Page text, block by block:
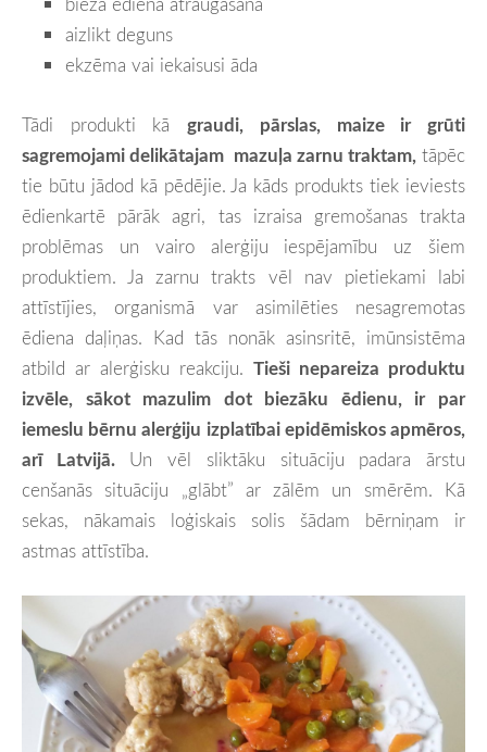
aizlikt deguns
ekzēma vai iekaisusi āda
Tādi produkti kāgraudi, pārslas, maize ir grūti
sagremojami delikātajam mazuļa zarnu traktam,tāpēc
tie būtu jādod kā pēdējie.Ja kāds produkts tiek ieviests
ēdienkartē pārāk agri, tas izraisa gremošanas trakta
problēmas un vairo alerģiju iespējamību uz šiem
produktiem. Ja zarnu trakts vēl nav pietiekami labi
attīstījies, organismā var asimilēties nesagremotas
ēdiena daļiņas. Kad tās nonāk asinsritē, imūnsistēma
atbild ar alerģisku reakciju. Tieši nepareiza produktu
izvēle, sākot mazulim dot biezāku ēdienu, ir par
iemeslu bērnu alerģiju izplatībai epidēmiskos apmēros,
arī Latvijā.Un vēl sliktāku situāciju padara ārstu
cenšanās situāciju „glābt” ar zālēm un smērēm. Kā
sekas, nākamais loģiskais solis šādam bērniņam ir
astmas attīstība.